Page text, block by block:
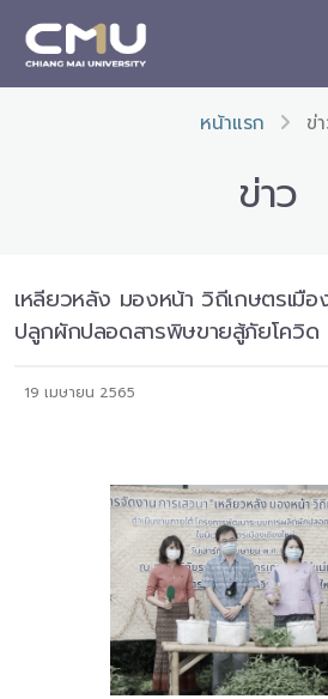
หน้าแรก ข่
ข่าว
เหลียวหลัง มองหน้า วิถีเกษตรเมือ
ปลูกผักปลอดสารพิษขายสู้ภัยโควิด
19 เมษายน 2565